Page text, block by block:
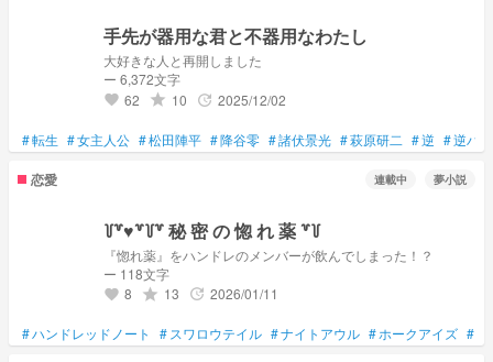
手先が器用な君と不器用なわたし
大好きな人と再開しました
ー 6,372文字
favorite 62 grade 10 update 2025/12/02
#転生 #女主人公 #松田陣平 #降谷零 #諸伏景光 #萩原研二 #逆 #逆ハー
恋愛 連載中 夢小説
꒦꒷♥꒷꒦꒷ 秘 密 の 惚 れ 薬 ꒷꒦
『惚れ薬』をハンドレのメンバーが飲んでしまった！？
ー 118文字
favorite 8 grade 13 update 2026/01/11
#ハンドレッドノート # スワロウテイル #ナイトアウル #ホークアイズ #